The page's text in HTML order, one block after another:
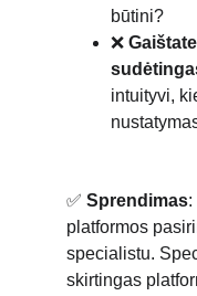
būtini?
❌
intuityvi,
✅ Sprendimas:
platformos
specialistu.
skirtingas